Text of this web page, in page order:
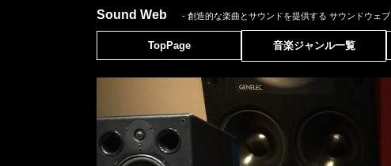
Sound Web - 創造的な楽曲とサウンドを提供する サウンドウェブ
TopPage 音楽ジャンル一覧